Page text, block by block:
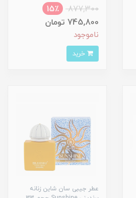
877,300
15٪
745,800 تومان
ناموجود
عطر جیبی سان شاین زنانه